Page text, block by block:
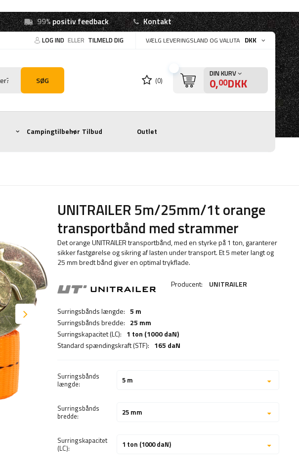
99%positiv feedback Kontakt
LOG IND ELLER TILMELD DIG VÆLG LEVERINGSLAND OG VALUTA DKK
SØG (0)
DIN KURV
0,00DKK
Campingtilbehør Tilbud Outlet
UNITRAILER 5m/25mm/1t orange
transportbånd med strammer
Det orange UNITRAILER transportbånd, med en styrke på 1 ton, garanterer
sikker fastgørelse og sikring af lasten under transport. Et 5 meter langt og
25 mm bredt bånd giver en optimal trykflade.
Producent: UNITRAILER
Surringsbånds længde: 5 m
Surringsbånds bredde: 25 mm
Surringskapacitet (LC): 1 ton (1000 daN)
Standard spændingskraft (STF): 165 daN
Surringsbånds
længde:
5 m
Surringsbånds
bredde:
25 mm
Surringskapacitet
(LC):
1 ton (1000 daN)